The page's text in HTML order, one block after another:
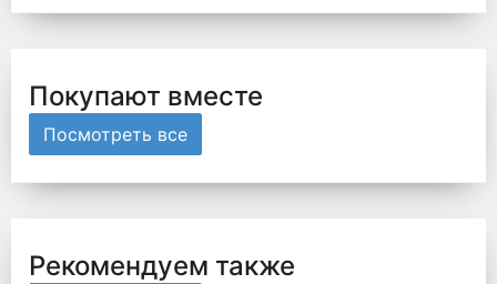
Покупают вместе
Посмотреть все
Рекомендуем также